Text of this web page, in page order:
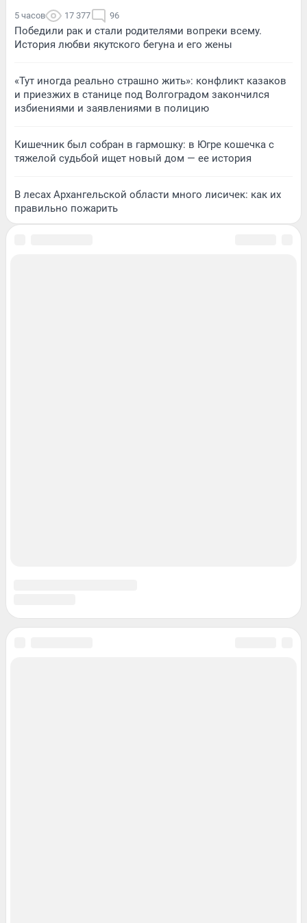
5 часов 17 377 96
Победили рак и стали родителями вопреки всему.
История любви якутского бегуна и его жены
«Тут иногда реально страшно жить»: конфликт казаков
и приезжих в станице под Волгоградом закончился
избиениями и заявлениями в полицию
Кишечник был собран в гармошку: в Югре кошечка с
тяжелой судьбой ищет новый дом — ее история
В лесах Архангельской области много лисичек: как их
правильно пожарить